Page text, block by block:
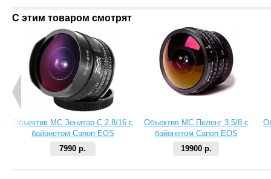
С этим товаром смотрят
Объектив МС Зенитар-C 2,8/16 с
байонетом Canon EOS
7990 р.
Объектив МС Пеленг 3.5/8 с
байонетом Canon EOS
19900 р.